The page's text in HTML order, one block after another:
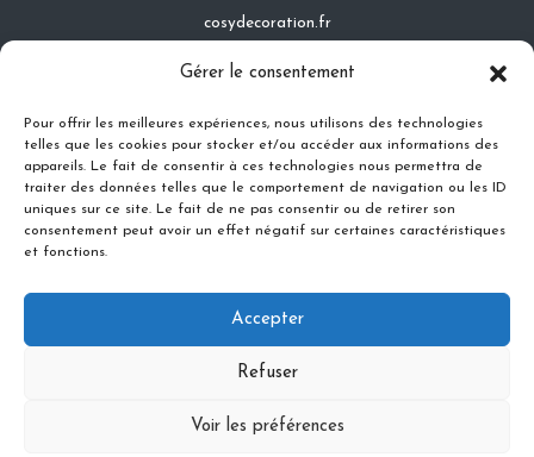
Gérer le consentement
Pour offrir les meilleures expériences, nous utilisons des technologies
telles que les cookies pour stocker et/ou accéder aux informations des
appareils. Le fait de consentir à ces technologies nous permettra de
traiter des données telles que le comportement de navigation ou les ID
uniques sur ce site. Le fait de ne pas consentir ou de retirer son
consentement peut avoir un effet négatif sur certaines caractéristiques
et fonctions.
Accepter
Refuser
Voir les préférences
cosydecoration.fr
Contact
Mentions légales
Conditions générales de vente
Politique de cookies